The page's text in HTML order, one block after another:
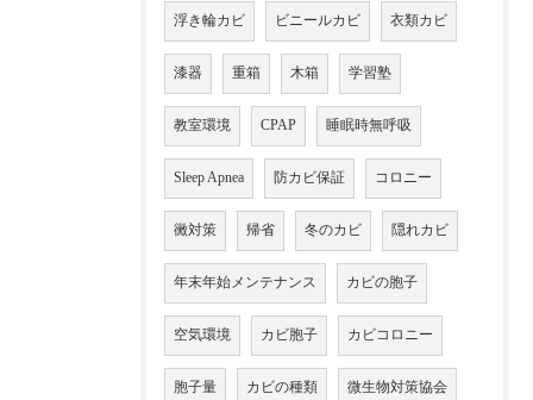
浮き輪カビ ビニールカビ 衣類カビ
漆器 重箱 木箱 学習塾
教室環境 CPAP 睡眠時無呼吸
Sleep Apnea 防カビ保証 コロニー
黴対策 帰省 冬のカビ 隠れカビ
年末年始メンテナンス カビの胞子
空気環境 カビ胞子 カビコロニー
胞子量 カビの種類 微生物対策協会